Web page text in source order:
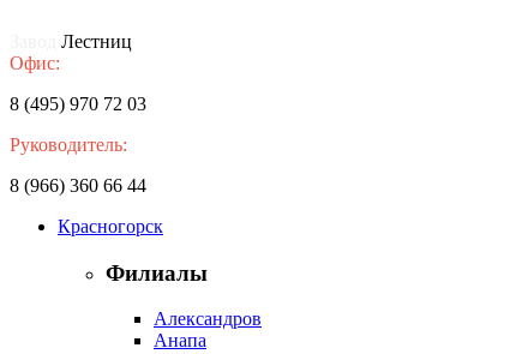
Лестниц
Офис:
8 (495) 970 72 03
Руководитель:
8 (966) 360 66 44
Красногорск
Филиалы
Александров
Анапа